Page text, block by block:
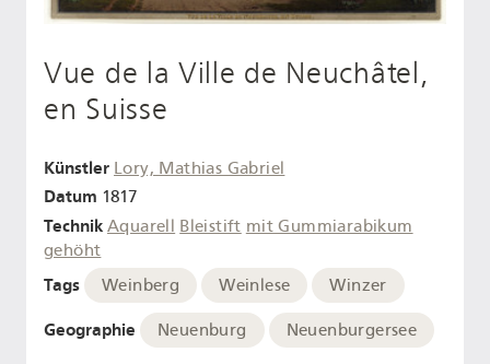
Vue de la Ville de Neuchâtel,
en Suisse
Künstler Lory, Mathias Gabriel
Datum 1817
Technik Aquarell Bleistift mit Gummiarabikum
gehöht
Tags Weinberg Weinlese Winzer
Geographie Neuenburg Neuenburgersee